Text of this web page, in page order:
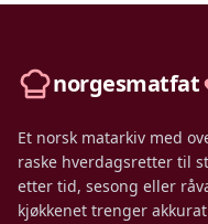
norgesmatfat
Et norsk matarkiv med
raske hverdagsretter til
etter tid, sesong eller
kjøkkenet trenger